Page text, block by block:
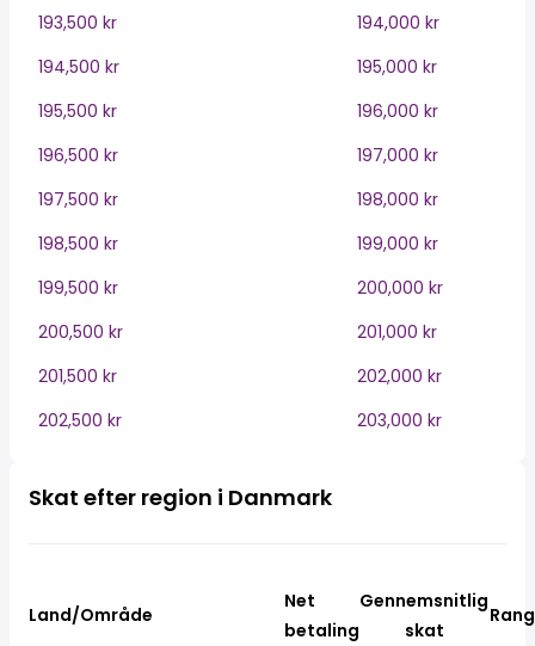
193,500 kr
194,000 kr
194,500 kr
195,000 kr
195,500 kr
196,000 kr
196,500 kr
197,000 kr
197,500 kr
198,000 kr
198,500 kr
199,000 kr
199,500 kr
200,000 kr
200,500 kr
201,000 kr
201,500 kr
202,000 kr
202,500 kr
203,000 kr
Skat efter region i Danmark
Land/Område
Net
betaling
Gennemsnitlig
skat
Rang